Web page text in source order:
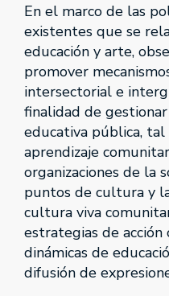
En el marco de las
existentes que se
educación y arte,
promover
intersectorial e
finalidad de
educativa pública, tal
aprendizaje
organizaciones de la
puntos de cultura y
cultura viva
estrategias de acción
dinámicas de
difusión de